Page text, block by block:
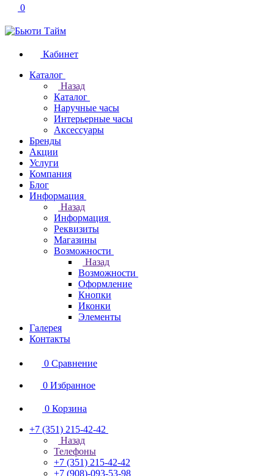
0
Кабинет
Каталог
Назад
Каталог
Наручные часы
Интерьерные часы
Аксессуары
Бренды
Акции
Услуги
Компания
Блог
Информация
Назад
Информация
Реквизиты
Магазины
Возможности
Назад
Возможности
Оформление
Кнопки
Иконки
Элементы
Галерея
Контакты
0 Сравнение
0 Избранное
0 Корзина
+7 (351) 215-42-42
Назад
Телефоны
+7 (351) 215-42-42
+7 (908)-093-53-98